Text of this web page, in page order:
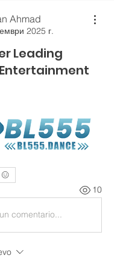
Ahmad
2025 г.
Leading
10
comentario...